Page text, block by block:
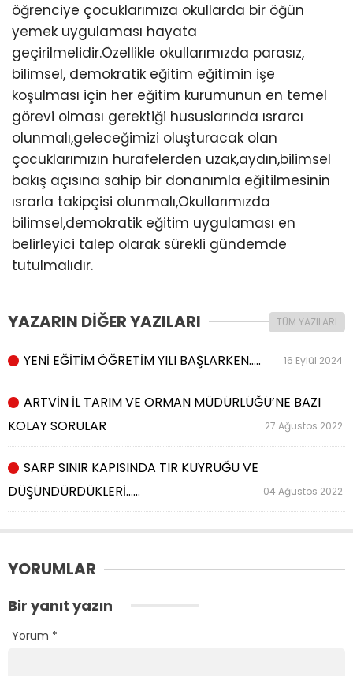
öğrenciye çocuklarımıza okullarda bir öğün
yemek uygulaması hayata
geçirilmelidir.Özellikle okullarımızda parasız,
bilimsel, demokratik eğitim eğitimin işe
koşulması için her eğitim kurumunun en temel
görevi olması gerektiği hususlarında ısrarcı
olunmalı,geleceğimizi oluşturacak olan
çocuklarımızın hurafelerden uzak,aydın,bilimsel
bakış açısına sahip bir donanımla eğitilmesinin
ısrarla takipçisi olunmalı,Okullarımızda
bilimsel,demokratik eğitim uygulaması en
belirleyici talep olarak sürekli gündemde
tutulmalıdır.
YAZARIN DİĞER YAZILARI TÜM YAZILARI
YENİ EĞİTİM ÖĞRETİM YILI BAŞLARKEN….. 16 Eylül 2024
ARTVİN İL TARIM VE ORMAN MÜDÜRLÜĞÜ’NE BAZI
KOLAY SORULAR
27 Ağustos 2022
SARP SINIR KAPISINDA TIR KUYRUĞU VE
DÜŞÜNDÜRDÜKLERİ……
04 Ağustos 2022
YORUMLAR
Bir yanıt yazın
Yorum *